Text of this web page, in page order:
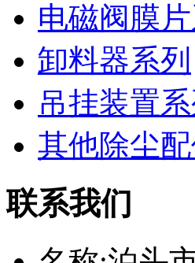
电磁阀膜片
卸料器系列
吊挂装置系
其他除尘
联系我们